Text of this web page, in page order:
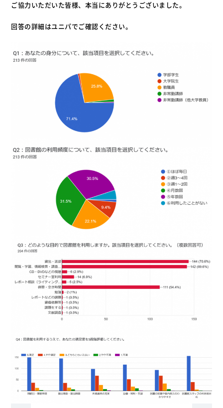
ご協力いただいた皆様、本当にありがとうございました。
回答の詳細はユニパでご確認ください。